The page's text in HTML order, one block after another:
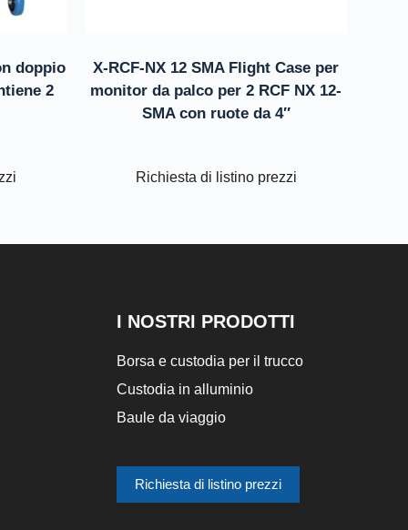
doppio
2
X-RCF-NX 12 SMA Flight Case per
monitor da palco per 2 RCF NX 12-
SMA con ruote da 4″
Richiesta di listino prezzi
I NOSTRI PRODOTTI
Borsa e custodia per il trucco
Custodia in alluminio
Baule da viaggio
Richiesta di listino prezzi